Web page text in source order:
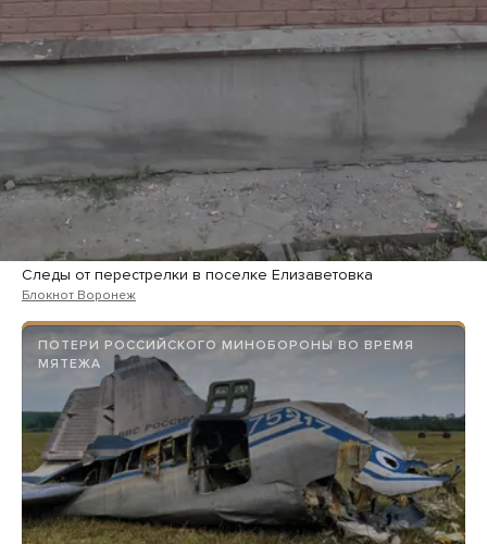
Следы от перестрелки в поселке Елизаветовка
Блокнот Воронеж
ПОТЕРИ РОССИЙСКОГО МИНОБОРОНЫ ВО ВРЕМЯ
МЯТЕЖА